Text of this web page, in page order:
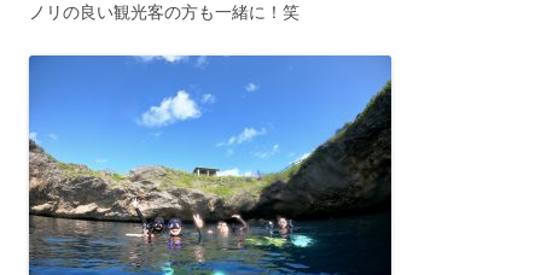
ノリの良い観光客の方も一緒に！笑